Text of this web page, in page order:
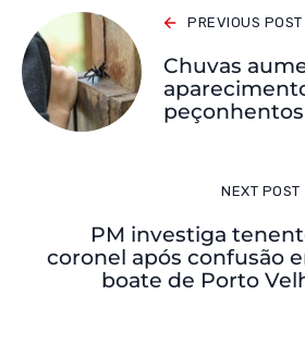
PREVIOUS POST
Chuvas
NEXT POST
PM investiga
coronel após confusão
boate de Porto